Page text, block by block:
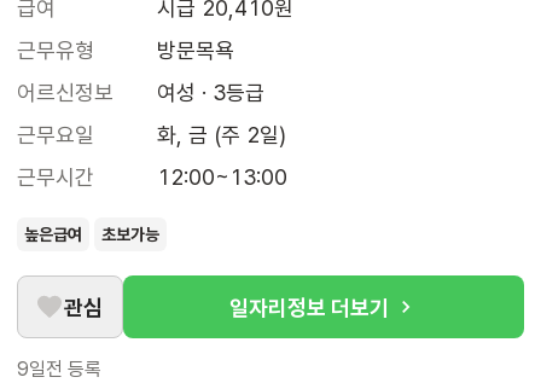
급여
시급 20,410원
근무유형
방문목욕
어르신정보
여성 · 3등급
근무요일
화, 금 (주 2일)
근무시간
12:00~13:00
높은급여 초보가능
관심 일자리정보 더보기
9일전 등록